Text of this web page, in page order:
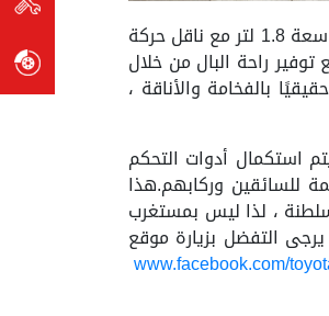
الخلفي المزدوج على شكل عظم الترقوة يساهمان في مزيد من الثبات والراحة اثناء القيادة. تحتوي سيارة سي إتش آر على محرك هايبرد سعة 1.8 لتر مع ناقل حركة
راحة البال من خلال
بالفخامة والأناقة ،
مدمج. يتم استكمال أدوات التحكم
للسائقين وركابهم.هذا
، لذا ليس بمستغرب
يرجى التفضل بزيارة موقع
www.facebook.com/